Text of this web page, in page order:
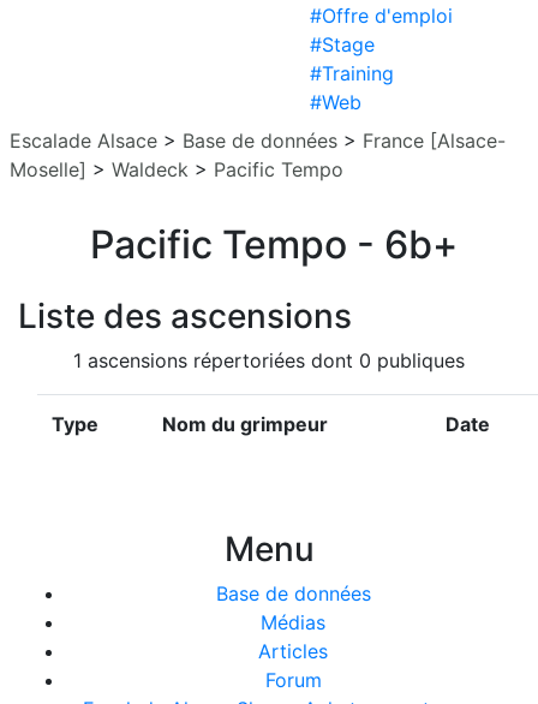
#Offre d'emploi
#Stage
#Training
#Web
Escalade Alsace > Base de données > France [Alsace-
Moselle] > Waldeck > Pacific Tempo
Pacific Tempo - 6b+
Liste des ascensions
1 ascensions répertoriées dont 0 publiques
Type Nom du grimpeur Date
Menu
Base de données
Médias
Articles
Forum